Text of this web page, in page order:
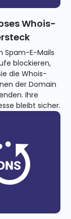
Whois-
Spam-E-Mails
blockieren,
die Whois-
der Domain
Ihre
bleibt sicher.